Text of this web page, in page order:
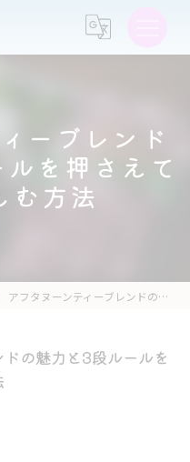
ーブレンド
を押さえて
む方法
アフタヌーンティーブレンドの魅力と3段ルールを押さえて優雅に楽しむ方法
の魅力と3段ルールを